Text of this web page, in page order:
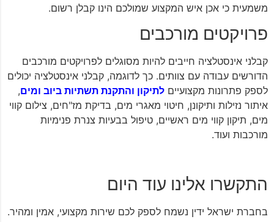
משמעית כי אכן איש המקצוע שמולכם הינו קבלן רשום.
פרויקטים מורכבים
קבלני אינסטלציה חייבים להיות מסוגלים לפרויקטים מורכבים
הדורשים עבודה עם צוותים. כך לדוגמה, קבלני אינסטלציה יכולים
לספק פתרונות מקצועיים לתיקון והתקנת תשתיות ביוב ומים,
איתור נזילות ותיקונן, חיטוי מאגרי מים, בדיקת מז"חים, צילום קווי
מים, תיקון קווי מים ראשיים, טיפול בבעיות צנרת פנימיות
מורכבות ועוד.
התקשרו אלינו עוד היום
בחברת ישראל ידין נשמח לספק לכם שירות מקצועי, אמין ומהיר.